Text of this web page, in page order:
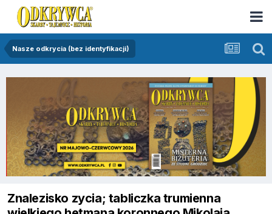
Nasze odkrycia (bez identyfikacji)
Znalezisko zycia; tabliczka trumienna